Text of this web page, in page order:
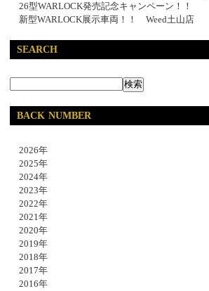
26型WARLOCK発売記念キャンペーン！！
新型WARLOCK展示車両！！ Weed土山店
SEARCH
BACK NUMBER
2026年
2025年
2024年
2023年
2022年
2021年
2020年
2019年
2018年
2017年
2016年